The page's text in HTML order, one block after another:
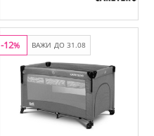
ВАЖИ ДО 31.08
-12%